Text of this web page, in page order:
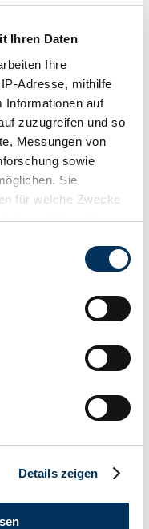
Ihren Daten
Ihre
Adresse, mithilfe
Informationen auf
zuzugreifen und so
Messungen von
sowie
Sie
für welche Zwecke
über die
Lage
identifizieren
persönlichen Daten
Details zeigen